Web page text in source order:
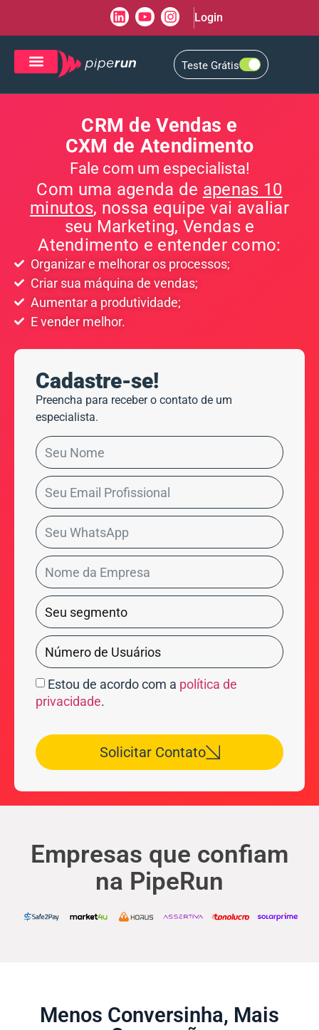
Login
Teste Grátis
CRM de Vendas e
CXM de Atendimento
Fale com um especialista!
Com uma agenda de apenas 10
minutos, nossa equipe vai avaliar
seu Marketing, Vendas e
Atendimento e entender como:
Organizar e melhorar os processos;
Criar sua máquina de vendas;
Aumentar a produtividade;
E vender melhor.
Cadastre-se!
Preencha para receber o contato de um
especialista.
Estou de acordo com a política de
privacidade.
Solicitar Contato
Empresas que confiam
na PipeRun
Menos Conversinha, Mais